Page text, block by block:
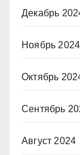
Декабрь
Ноябрь 2024
Октябрь
Сентябрь
Август 2024